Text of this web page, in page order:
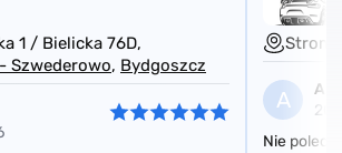
1 / Bielicka 76D,
Szwederowo, Bydgoszcz
A
Nie